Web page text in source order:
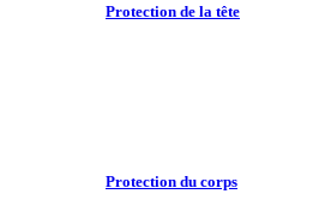
Protection de la tête
Protection du corps